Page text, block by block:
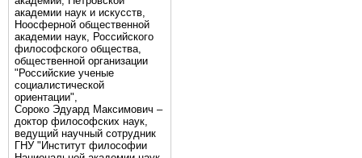
академии наук и искусств,
Ноосферной общественной
академии наук, Российского
философского общества,
общественной организации
"Российские ученые
социалистической
ориентации",
Сороко Эдуард Максимович –
доктор философских наук,
ведущий научный сотрудник
ГНУ "Институт философии